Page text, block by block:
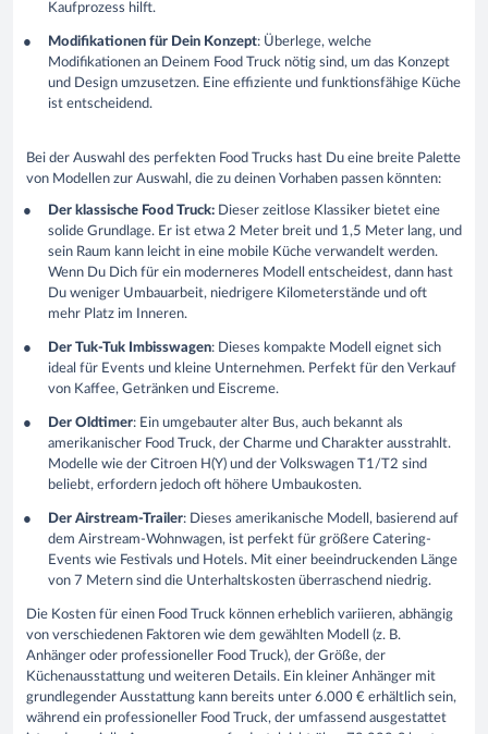
Kaufprozess hilft.
Modifikationen für Dein Konzept: Überlege, welche
Modifikationen an Deinem Food Truck nötig sind, um das Konzept
und Design umzusetzen. Eine effiziente und funktionsfähige Küche
ist entscheidend.
Bei der Auswahl des perfekten Food Trucks hast Du eine breite Palette
von Modellen zur Auswahl, die zu deinen Vorhaben passen könnten:
Der klassische Food Truck: Dieser zeitlose Klassiker bietet eine
solide Grundlage. Er ist etwa 2 Meter breit und 1,5 Meter lang, und
sein Raum kann leicht in eine mobile Küche verwandelt werden.
Wenn Du Dich für ein moderneres Modell entscheidest, dann hast
Du weniger Umbauarbeit, niedrigere Kilometerstände und oft
mehr Platz im Inneren.
Der Tuk-Tuk Imbisswagen: Dieses kompakte Modell eignet sich
ideal für Events und kleine Unternehmen. Perfekt für den Verkauf
von Kaffee, Getränken und Eiscreme.
Der Oldtimer: Ein umgebauter alter Bus, auch bekannt als
amerikanischer Food Truck, der Charme und Charakter ausstrahlt.
Modelle wie der Citroen H(Y) und der Volkswagen T1/T2 sind
beliebt, erfordern jedoch oft höhere Umbaukosten.
Der Airstream-Trailer: Dieses amerikanische Modell, basierend auf
dem Airstream-Wohnwagen, ist perfekt für größere Catering-
Events wie Festivals und Hotels. Mit einer beeindruckenden Länge
von 7 Metern sind die Unterhaltskosten überraschend niedrig.
Die Kosten für einen Food Truck können erheblich variieren, abhängig
von verschiedenen Faktoren wie dem gewählten Modell (z. B.
Anhänger oder professioneller Food Truck), der Größe, der
Küchenausstattung und weiteren Details. Ein kleiner Anhänger mit
grundlegender Ausstattung kann bereits unter 6.000 € erhältlich sein,
während ein professioneller Food Truck, der umfassend ausgestattet